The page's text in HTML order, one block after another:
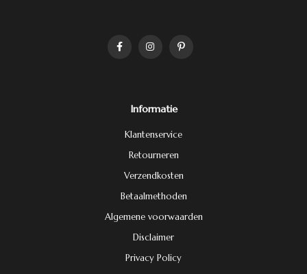
Informatie
Klantenservice
Retourneren
Verzendkosten
Betaalmethoden
Algemene voorwaarden
Disclaimer
Privacy Policy